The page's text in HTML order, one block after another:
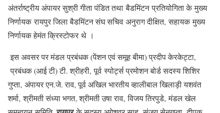
अंतर्राष्ट्रीय अंपायर सुश्री गीता पंडित तथा बैडमिंटन प्रतियोगिता के मुख्य
निर्णायक रायपुर जिला बैडमिंटन संघ सचिव अनुराग दीक्षित, सहायक मुख्य
निर्णायक हेमंत क्रिस्टोफर थे ।
इस अवसर पर मंडल प्रबंधक (पेंशन एवं समूह बीमा) प्रदीप केरकेट्टा,
प्रबंधक (आई टी) टी. श्रीहरी, पूर्व स्पोर्ट्स प्रमोशन बोर्ड सदस्य शिशिर
गुप्ता, अंपायर एन.जे. राव, पूर्व अखिल भारतीय व्हालीबाल खिलाड़ी यशवंत
शर्मा, श्रीमती संध्या भगत, श्रीमती उषा राव, विजय तिरपुडे, मंडल खेल